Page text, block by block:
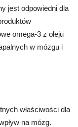
jest odpowiedni dla
omega-3 z oleju
w mózgu i
właściwości dla
na mózg.